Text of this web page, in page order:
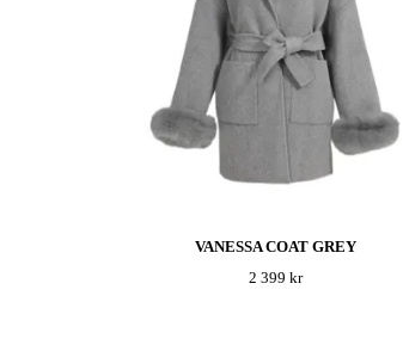
VANESSA COAT GREY
2 399 kr